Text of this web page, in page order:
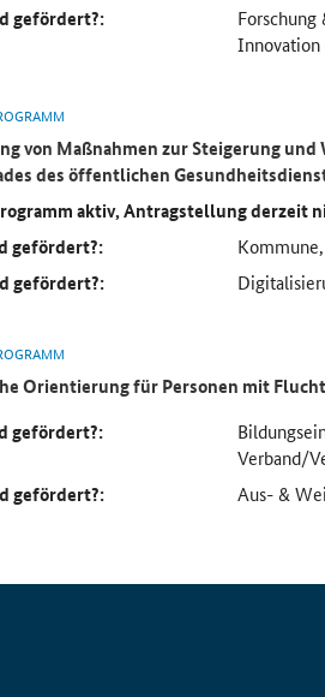
gefördert?:
Innovation
von Maßnahmen zur Steigerung
des öffentlichen
aktiv, Antragstellung derzeit
gefördert?:
gefördert?:
Orientierung für Personen mit
gefördert?:
Verband/
gefördert?: Aus- &